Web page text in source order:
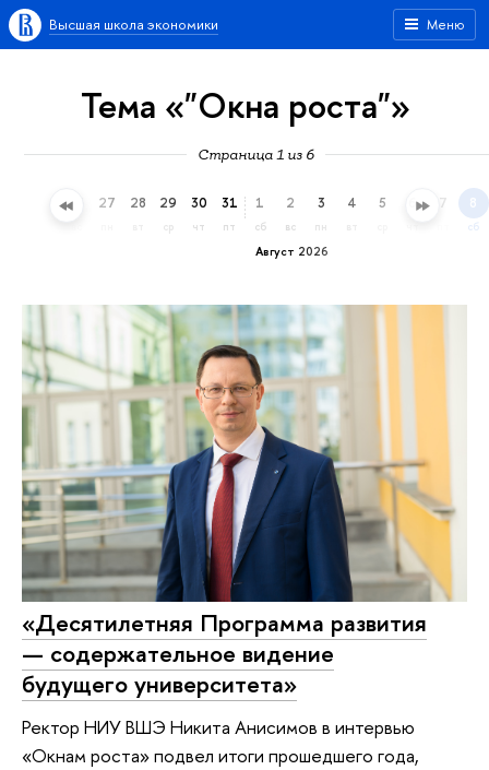
Меню
Высшая школа экономики
Тема «"Окна роста"»
Страница 1 из 6
26 27 28 29
ср
30
чт
31
пт
Август 2026
1
сб
2
вс
3
пн
4 5 6 7 8
сб
«Десятилетняя Программа развития
— содержательное видение
будущего университета»
Ректор НИУ ВШЭ Никита Анисимов в интервью
«Окнам роста» подвел итоги прошедшего года,